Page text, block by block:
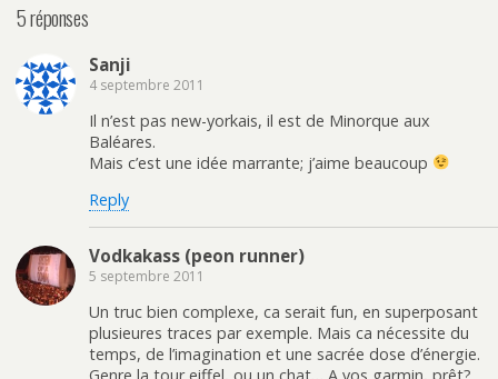
5 réponses
Sanji
4 septembre 2011
Il n’est pas new-yorkais, il est de Minorque aux
Baléares.
Mais c’est une idée marrante; j’aime beaucoup
Reply
Vodkakass (peon runner)
5 septembre 2011
Un truc bien complexe, ca serait fun, en superposant
plusieures traces par exemple. Mais ca nécessite du
temps, de l’imagination et une sacrée dose d’énergie.